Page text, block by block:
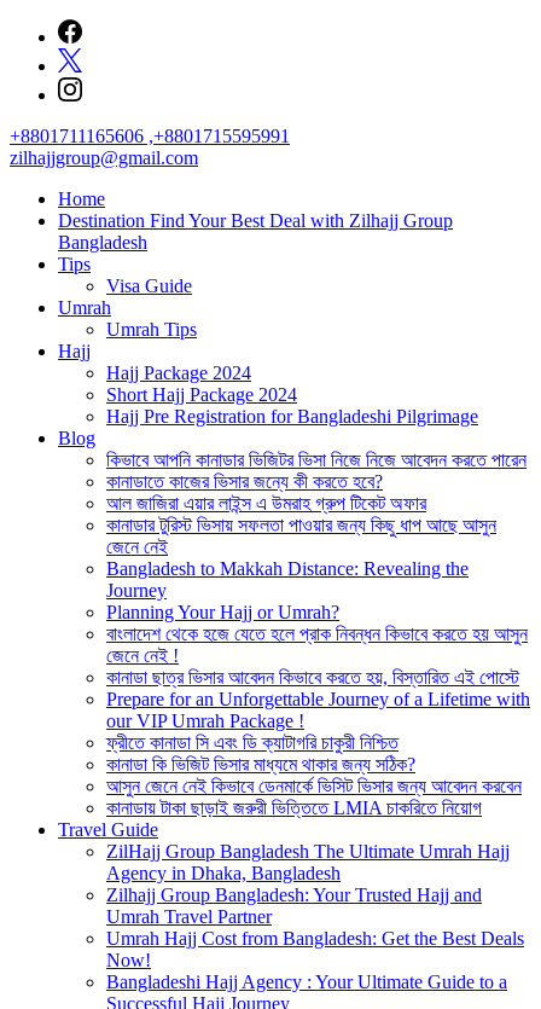
content
+8801711165606 ,+8801715595991
zilhajjgroup@gmail.com
Home
Destination Find Your Best Deal with Zilhajj Group
Bangladesh
Tips
Visa Guide
Umrah
Umrah Tips
Hajj
Hajj Package 2024
Short Hajj Package 2024
Hajj Pre Registration for Bangladeshi Pilgrimage
Blog
কিভাবে আপনি কানাডার ভিজিটর ভিসা নিজে নিজে আবেদন করতে পারেন
কানাডাতে কাজের ভিসার জন্যে কী করতে হবে?
আল জাজিরা এয়ার লাইন্স এ উমরাহ গ্রুপ টিকেট অফার
কানাডার টুরিস্ট ভিসায় সফলতা পাওয়ার জন্য কিছু ধাপ আছে আসুন
জেনে নেই
Bangladesh to Makkah Distance: Revealing the
Journey
Planning Your Hajj or Umrah?
বাংলাদেশ থেকে হজে যেতে হলে প্রাক নিবন্ধন কিভাবে করতে হয় আসুন
জেনে নেই !
কানাডা ছাত্র ভিসার আবেদন কিভাবে করতে হয়, বিস্তারিত এই পোস্টে
Prepare for an Unforgettable Journey of a Lifetime with
our VIP Umrah Package !
ফ্রীতে কানাডা সি এবং ডি ক্যাটাগরি চাকুরী নিশ্চিত
কানাডা কি ভিজিট ভিসার মাধ্যমে থাকার জন্য সঠিক?
আসুন জেনে নেই কিভাবে ডেনমার্কে ভিসিট ভিসার জন্য আবেদন করবেন
কানাডায় টাকা ছাড়াই জরুরী ভিত্তিতে LMIA চাকরিতে নিয়োগ
Travel Guide
ZilHajj Group Bangladesh The Ultimate Umrah Hajj
Agency in Dhaka, Bangladesh
Zilhajj Group Bangladesh: Your Trusted Hajj and
Umrah Travel Partner
Umrah Hajj Cost from Bangladesh: Get the Best Deals
Now!
Bangladeshi Hajj Agency : Your Ultimate Guide to a
Successful Hajj Journey